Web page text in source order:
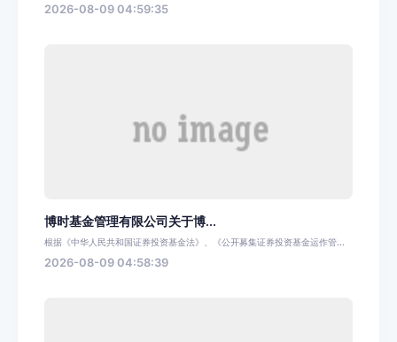
2026-08-09 04:59:35
博时基金管理有限公司关于博...
根据《中华人民共和国证券投资基金法》、《公开募集证券投资基金运作管...
2026-08-09 04:58:39